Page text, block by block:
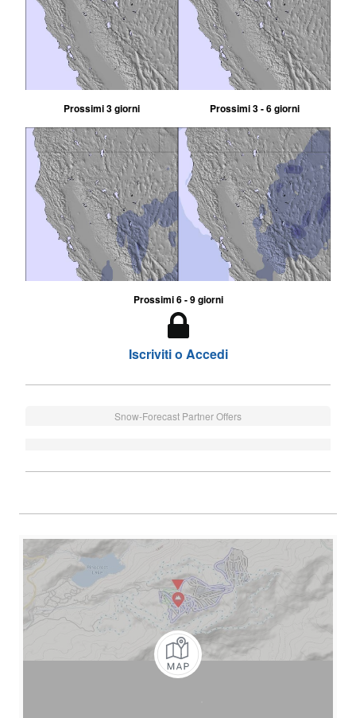
Prossimi 3 giorni Prossimi 3 - 6 giorni
Prossimi 6 - 9 giorni
Iscriviti o Accedi
Snow-Forecast Partner Offers